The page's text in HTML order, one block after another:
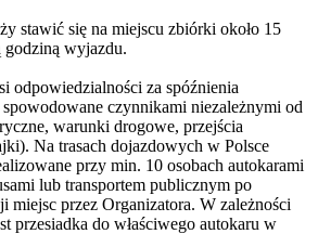
stawić się na miejscu zbiórki około 15
godziną wyjazdu.
odpowiedzialności za spóźnienia
czynnikami niezależnymi od
warunki drogowe, przejścia
Na trasach dojazdowych w Polsce
przy min. 10 osobach autokarami
lub transportem publicznym po
miejsc przez Organizatora. W zależności
przesiadka do właściwego autokaru w